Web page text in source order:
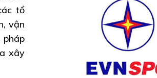
tổ
vận
pháp
xây